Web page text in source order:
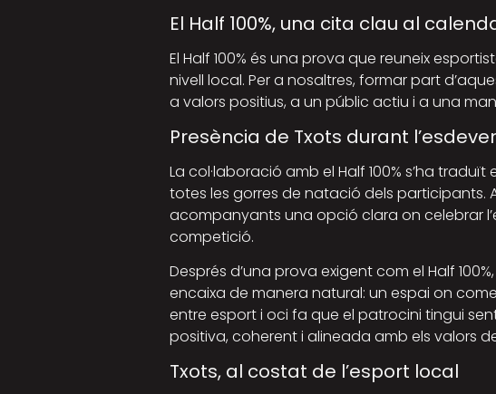
El Half 100%, una cita clau al
El Half 100% és una prova que reuneix
nivell local. Per a nosaltres, formar part
a valors positius, a un públic actiu i a una
Presència de Txots durant
La col·laboració amb el Half 100% s’ha
totes les gorres de natació dels participants.
acompanyants una opció clara on celebrar
competició.
Després d’una prova exigent com el Half
encaixa de manera natural: un espai on
entre esport i oci fa que el patrocini tingui
positiva, coherent i alineada amb els valors
Txots, al costat de l’esport local